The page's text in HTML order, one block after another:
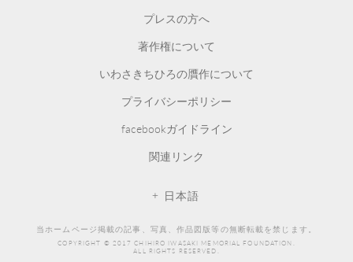
プレスの方へ
著作権について
いわさきちひろの贋作について
プライバシーポリシー
facebookガイドライン
関連リンク
日本語
当ホームページ掲載の記事、写真、作品図版等の無断転載を禁じます。
COPYRIGHT © 2017 CHIHIRO IWASAKI MEMORIAL FOUNDATION.
ALL RIGHTS RESERVED.